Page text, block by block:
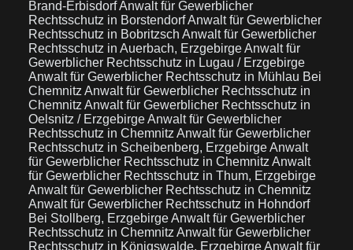
Brand-ErbisdorfAnwalt für Gewerblicher
Rechtsschutz in BorstendorfAnwalt für Gewerblicher
Rechtsschutz in Bobritzsch Anwalt für Gewerblicher
Rechtsschutz in Auerbach, ErzgebirgeAnwalt für
Gewerblicher Rechtsschutz in Lugau / Erzgebirge
Anwalt für Gewerblicher Rechtsschutz in Mühlau Bei
Chemnitz Anwalt für Gewerblicher Rechtsschutz in
Chemnitz Anwalt für Gewerblicher Rechtsschutz in
Oelsnitz / ErzgebirgeAnwalt für Gewerblicher
Rechtsschutz in Chemnitz Anwalt für Gewerblicher
Rechtsschutz in Scheibenberg, ErzgebirgeAnwalt
für Gewerblicher Rechtsschutz in Chemnitz Anwalt
für Gewerblicher Rechtsschutz in Thum, Erzgebirge
Anwalt für Gewerblicher Rechtsschutz in Chemnitz
Anwalt für Gewerblicher Rechtsschutz in Hohndorf
Bei Stollberg, ErzgebirgeAnwalt für Gewerblicher
Rechtsschutz in Chemnitz Anwalt für Gewerblicher
Rechtsschutz in Königswalde, ErzgebirgeAnwalt für